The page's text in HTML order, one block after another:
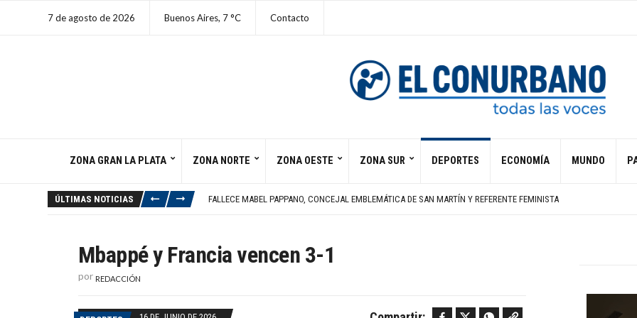
7 de agosto de 2026 Buenos Aires, 7 C Contacto
ZONA GRAN LA PLATA ZONA NORTE ZONA OESTE ZONA SUR DEPORTES ECONOMÍA MUNDO
ÚLTIMAS NOTICIAS
FALLECE MABEL PAPPANO, CONCEJAL EMBLEMÁTICA DE SAN MARTÍN Y REFERENTE FEMINISTA
JULIÁN SERRANO REVELÓ QUE SE OPERÓ POR ABURRIMIENTO
LIBERAN AL SOBRINO DE LA GITANA PRÓFUGA EN EL CASO MERLÍN DÍAZ
Mbappé y Francia vencen 3-1
por REDACCIÓN